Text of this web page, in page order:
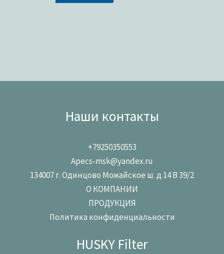
Наши контакты
+79250350553
Apecs-msk@yandex.ru
134007 г. Одинцово Можайское ш. д 14 В 39/2
О КОМПАНИИ
ПРОДУКЦИЯ
Политика конфиденциальности
HUSKY Filter